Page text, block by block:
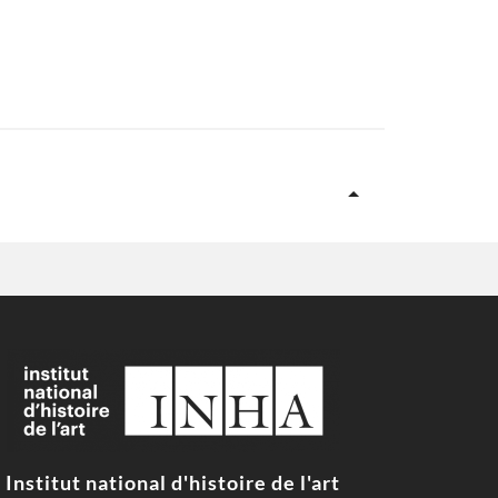
Institut national d'histoire de l'art